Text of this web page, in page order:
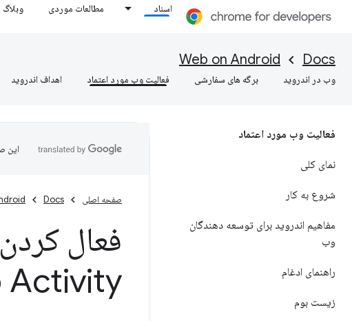
اسناد مطالعات موردی وبلاگ
Docs
Web on Android
وب در اندروید برگه های سفارشی فعالیت وب مورد اعتماد اهداف اندروید
فعالیت وب مورد اعتماد
نمای کلی
شروع به کار
مفاهیم اندروید برای توسعه دهندگان
وب
راهنمای ادغام
زیست بوم
این
صفحه اصلی Docs
Activity